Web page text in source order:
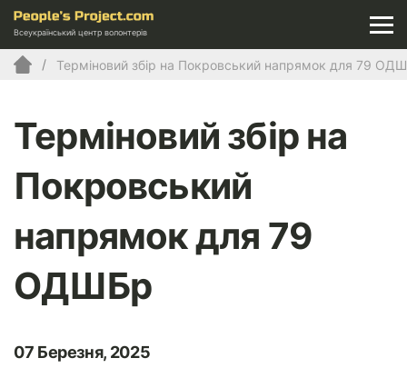
Всеукраїнський центр волонтерів
Терміновий збір на Покровський напрямок для 79
Терміновий збір на
Покровський
напрямок для 79
ОДШБр
07 Березня, 2025